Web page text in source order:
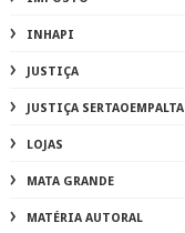
INHAPI
JUSTIÇA
JUSTIÇA SERTAOEMPALTA
LOJAS
MATA GRANDE
MATÉRIA AUTORAL